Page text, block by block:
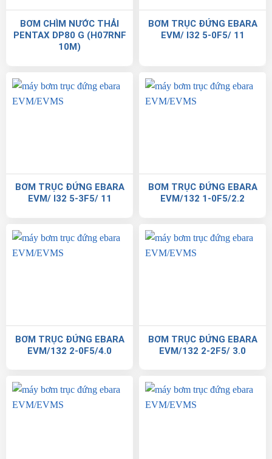
BƠM CHÌM NƯỚC THẢI
PENTAX DP80 G (H07RNF
10M)
BƠM TRỤC ĐỨNG EBARA
EVM/ I32 5-0F5/ 11
BƠM TRỤC ĐỨNG EBARA
EVM/ I32 5-3F5/ 11
BƠM TRỤC ĐỨNG EBARA
EVM/132 1-0F5/2.2
BƠM TRỤC ĐỨNG EBARA
EVM/132 2-0F5/4.0
BƠM TRỤC ĐỨNG EBARA
EVM/132 2-2F5/ 3.0